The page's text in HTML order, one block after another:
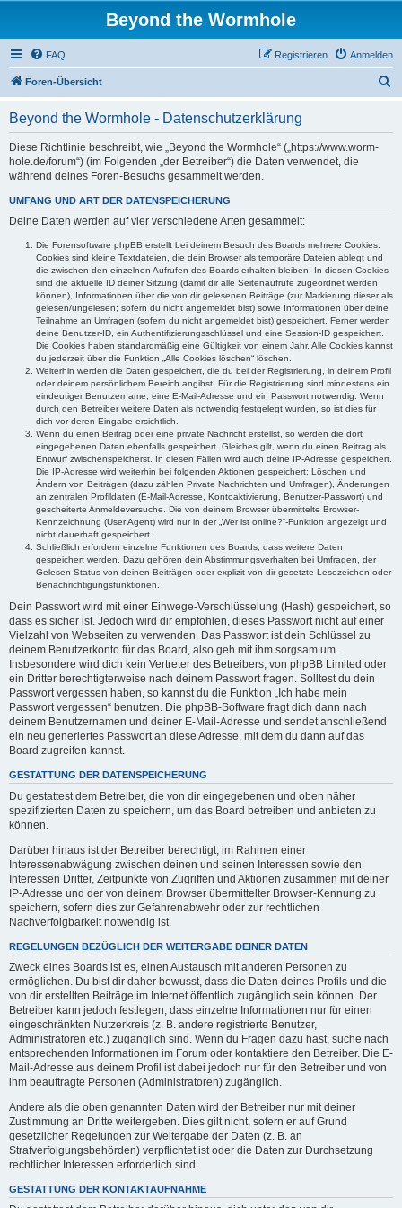
Beyond the Wormhole
FAQ Anmelden
Registrieren
Foren-Übersicht
Beyond the Wormhole - Datenschutzerklärung
Diese Richtlinie beschreibt, wie „Beyond the Wormhole“ („https://www.worm-
hole.de/forum“) (im Folgenden „der Betreiber“) die Daten verwendet, die
während deines Foren-Besuchs gesammelt werden.
UMFANG UND ART DER DATENSPEICHERUNG
Deine Daten werden auf vier verschiedene Arten gesammelt:
Die Forensoftware phpBB erstellt bei deinem Besuch des Boards mehrere Cookies.
Cookies sind kleine Textdateien, die dein Browser als temporäre Dateien ablegt und
die zwischen den einzelnen Aufrufen des Boards erhalten bleiben. In diesen Cookies
sind die aktuelle ID deiner Sitzung (damit dir alle Seitenaufrufe zugeordnet werden
können), Informationen über die von dir gelesenen Beiträge (zur Markierung dieser als
gelesen/ungelesen; sofern du nicht angemeldet bist) sowie Informationen über deine
Teilnahme an Umfragen (sofern du nicht angemeldet bist) gespeichert. Ferner werden
deine Benutzer-ID, ein Authentifizierungsschlüssel und eine Session-ID gespeichert.
Die Cookies haben standardmäßig eine Gültigkeit von einem Jahr. Alle Cookies kannst
du jederzeit über die Funktion „Alle Cookies löschen“ löschen.
Weiterhin werden die Daten gespeichert, die du bei der Registrierung, in deinem Profil
oder deinem persönlichem Bereich angibst. Für die Registrierung sind mindestens ein
eindeutiger Benutzername, eine E-Mail-Adresse und ein Passwort notwendig. Wenn
durch den Betreiber weitere Daten als notwendig festgelegt wurden, so ist dies für
dich vor deren Eingabe ersichtlich.
Wenn du einen Beitrag oder eine private Nachricht erstellst, so werden die dort
eingegebenen Daten ebenfalls gespeichert. Gleiches gilt, wenn du einen Beitrag als
Entwurf zwischenspeicherst. In diesen Fällen wird auch deine IP-Adresse gespeichert.
Die IP-Adresse wird weiterhin bei folgenden Aktionen gespeichert: Löschen und
Ändern von Beiträgen (dazu zählen Private Nachrichten und Umfragen), Änderungen
an zentralen Profildaten (E-Mail-Adresse, Kontoaktivierung, Benutzer-Passwort) und
gescheiterte Anmeldeversuche. Die von deinem Browser übermittelte Browser-
Kennzeichnung (User Agent) wird nur in der „Wer ist online?“-Funktion angezeigt und
nicht dauerhaft gespeichert.
Schließlich erfordern einzelne Funktionen des Boards, dass weitere Daten
gespeichert werden. Dazu gehören dein Abstimmungsverhalten bei Umfragen, der
Gelesen-Status von deinen Beiträgen oder explizit von dir gesetzte Lesezeichen oder
Benachrichtigungsfunktionen.
Dein Passwort wird mit einer Einwege-Verschlüsselung (Hash) gespeichert, so
dass es sicher ist. Jedoch wird dir empfohlen, dieses Passwort nicht auf einer
Vielzahl von Webseiten zu verwenden. Das Passwort ist dein Schlüssel zu
deinem Benutzerkonto für das Board, also geh mit ihm sorgsam um.
Insbesondere wird dich kein Vertreter des Betreibers, von phpBB Limited oder
ein Dritter berechtigterweise nach deinem Passwort fragen. Solltest du dein
Passwort vergessen haben, so kannst du die Funktion „Ich habe mein
Passwort vergessen“ benutzen. Die phpBB-Software fragt dich dann nach
deinem Benutzernamen und deiner E-Mail-Adresse und sendet anschließend
ein neu generiertes Passwort an diese Adresse, mit dem du dann auf das
Board zugreifen kannst.
GESTATTUNG DER DATENSPEICHERUNG
Du gestattest dem Betreiber, die von dir eingegebenen und oben näher
spezifizierten Daten zu speichern, um das Board betreiben und anbieten zu
können.
Darüber hinaus ist der Betreiber berechtigt, im Rahmen einer
Interessenabwägung zwischen deinen und seinen Interessen sowie den
Interessen Dritter, Zeitpunkte von Zugriffen und Aktionen zusammen mit deiner
IP-Adresse und der von deinem Browser übermittelter Browser-Kennung zu
speichern, sofern dies zur Gefahrenabwehr oder zur rechtlichen
Nachverfolgbarkeit notwendig ist.
REGELUNGEN BEZÜGLICH DER WEITERGABE DEINER DATEN
Zweck eines Boards ist es, einen Austausch mit anderen Personen zu
ermöglichen. Du bist dir daher bewusst, dass die Daten deines Profils und die
von dir erstellten Beiträge im Internet öffentlich zugänglich sein können. Der
Betreiber kann jedoch festlegen, dass einzelne Informationen nur für einen
eingeschränkten Nutzerkreis (z. B. andere registrierte Benutzer,
Administratoren etc.) zugänglich sind. Wenn du Fragen dazu hast, suche nach
entsprechenden Informationen im Forum oder kontaktiere den Betreiber. Die E-
Mail-Adresse aus deinem Profil ist dabei jedoch nur für den Betreiber und von
ihm beauftragte Personen (Administratoren) zugänglich.
Andere als die oben genannten Daten wird der Betreiber nur mit deiner
Zustimmung an Dritte weitergeben. Dies gilt nicht, sofern er auf Grund
gesetzlicher Regelungen zur Weitergabe der Daten (z. B. an
Strafverfolgungsbehörden) verpflichtet ist oder die Daten zur Durchsetzung
rechtlicher Interessen erforderlich sind.
GESTATTUNG DER KONTAKTAUFNAHME